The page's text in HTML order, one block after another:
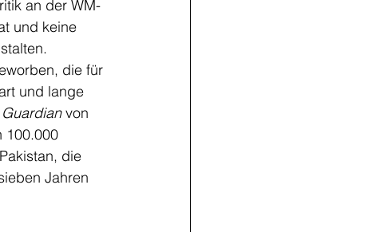
an der WM-
und keine
die für
und lange
Guardian von
100.000
die
Jahren